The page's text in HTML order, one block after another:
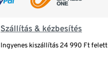
Szállítás & kézbesítés
Ingyenes kiszállítás 24 990 Ft felett